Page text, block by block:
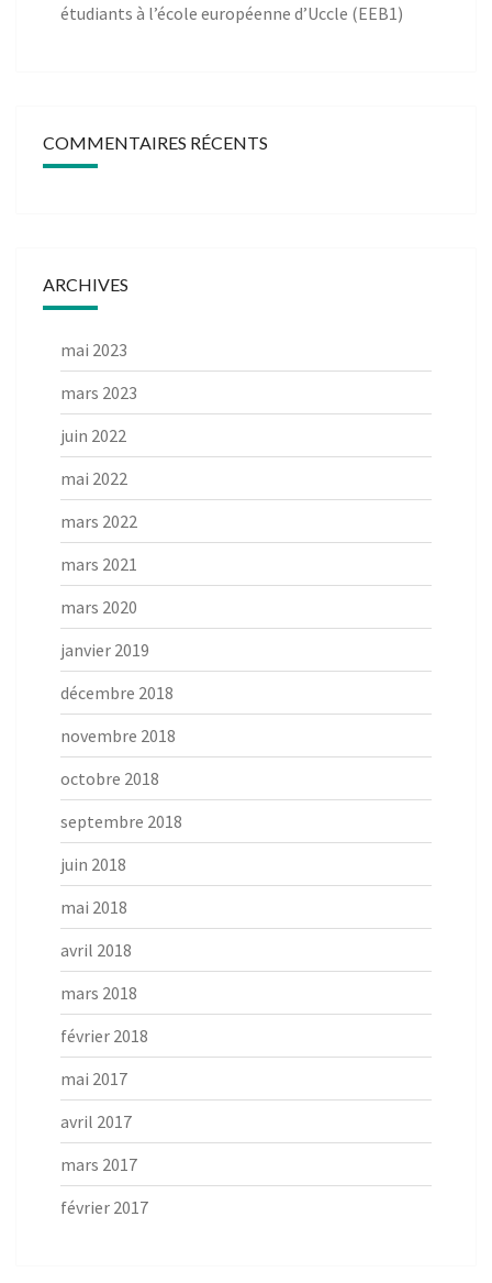
étudiants à l’école européenne d’Uccle (EEB1)
COMMENTAIRES RÉCENTS
ARCHIVES
mai 2023
mars 2023
juin 2022
mai 2022
mars 2022
mars 2021
mars 2020
janvier 2019
décembre 2018
novembre 2018
octobre 2018
septembre 2018
juin 2018
mai 2018
avril 2018
mars 2018
février 2018
mai 2017
avril 2017
mars 2017
février 2017